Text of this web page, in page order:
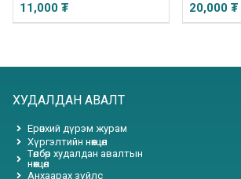
11,000 ₮ 20,000 ₮
ХУДАЛДАН АВАЛТ
Ерөнхий дүрэм журам
Хүргэлтийн нөхцөл
Төлбөр худалдан авалтын
нөхцөл
Анхаарах зүйлс